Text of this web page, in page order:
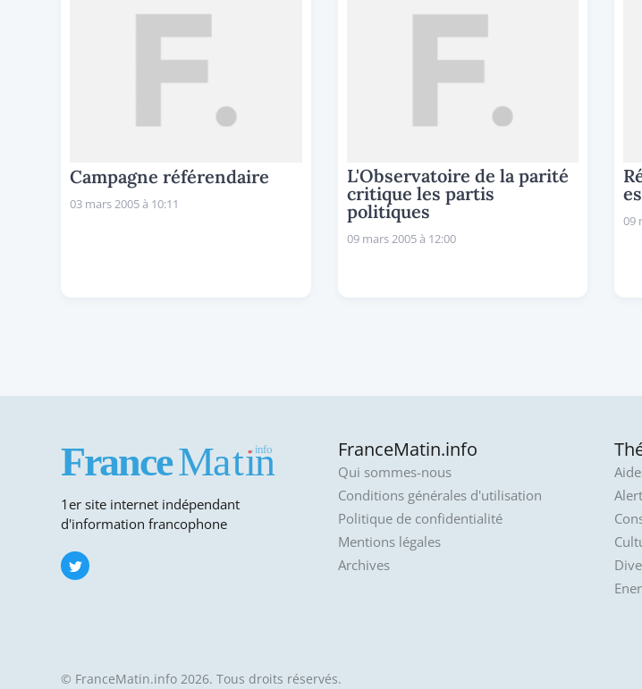
Campagne référendaire
03 mars 2005 à 10:11
L'Observatoire de la parité
critique les partis
politiques
09 mars 2005 à 12:00
09
1er site internet indépendant
d'information francophone
FranceMatin.info
Qui sommes-nous
Conditions générales d'utilisation
Politique de confidentialité
Mentions légales
Archives
© FranceMatin.info 2026. Tous droits réservés.